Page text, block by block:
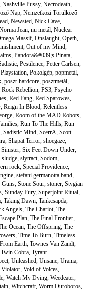
Nashville Pussy, Necrodeath,
Nap, Nemzetközi Törülköző
, Newsted, Nick Cave,
Jean, nu metál, Nuclear
Massif, Onslaught, Opeth,
, Out of my Mind,
, Pandora&#039;s Pinata,
, Pestilence, Petter Carlsen,
Playstation, Pokolgép, popmetál,
, poszt-hardcore, posztmetál,
Rock Rebellion, PS3, Psycho
, Red Fang, Red Sparowes,
, Reign In Blood, Relentless
, Room of the MAD Robots,
, Run To The Hills, Run
, Sadistic Mind, ScerrA, Scott
, Shapat Terror, shoegaze,
Sinister, Six Feet Down Under,
sludge, slytract, Sodom,
rock, Special Providence,
, stefani germanotta band,
Guns, Stone Sour, stoner, Stygian
, Sunday Fury, Superjoint Ritual,
, Taking Dawn, Tankcsapda,
Angels, The Chariot, The
Plan, The Final Frontier,
Ocean, The Offspring, The
, Time To Burn, Timeless
Earth, Townes Van Zandt,
Twin Cobra, Tyrant
, Unleashed, Unsane, Urania,
Violator, Void of Voices,
, Watch My Dying, Weedeater,
, Witchcraft, Worm Ouroboros,